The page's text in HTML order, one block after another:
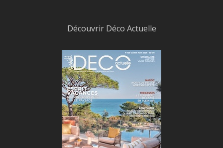
Découvrir Déco Actuelle